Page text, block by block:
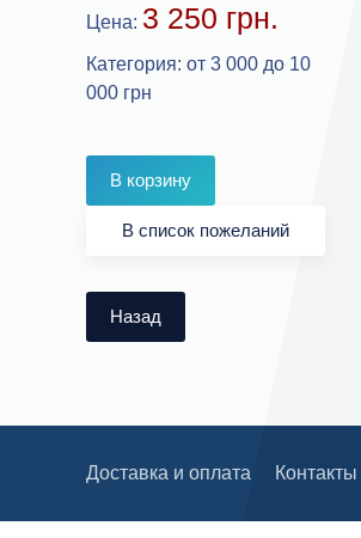
Цена: 3 250 грн.
Категория: от 3 000 до 10
000 грн
Доставка и оплата Контакты